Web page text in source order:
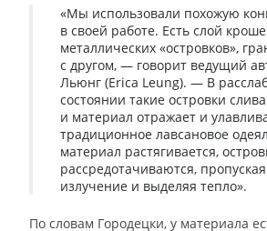
«Мы использовали похожую
в своей работе. Есть слой
металлических «островков»,
с другом, — говорит ведущий
Льюнг (Erica Leung). — В
состоянии такие островки
и материал отражает и
традиционное лавсановое
материал растягивается,
рассредотачиваются,
излучение и выделяя тепло».
По словам Городецки, у материала